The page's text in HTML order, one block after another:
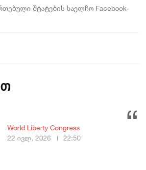
შტატების საელჩო Facebook-
World Liberty Congress
22 ივლ, 2026
22:50